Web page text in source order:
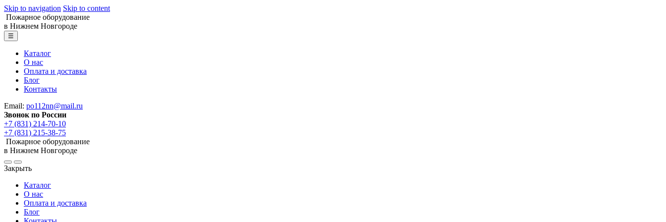
Skip to navigation Skip to content
Пожарное оборудование
в Нижнем Новгороде
☰
Каталог
О нас
Оплата и доставка
Блог
Контакты
Email: po112nn@mail.ru
Звонок по России
+7 (831) 214-70-10
+7 (831) 215-38-75
Пожарное оборудование
в Нижнем Новгороде
Закрыть
Каталог
О нас
Оплата и доставка
Блог